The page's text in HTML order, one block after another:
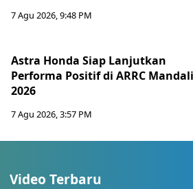
7 Agu 2026, 9:48 PM
Astra Honda Siap Lanjutkan
Performa Positif di ARRC
2026
7 Agu 2026, 3:57 PM
Video Terbaru